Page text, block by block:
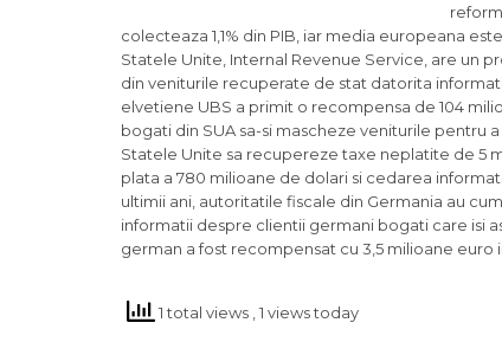
colecteaza 1,1% din PIB, iar media europeana
Statele Unite, Internal Revenue Service, are un
din veniturile recuperate de stat datorita
elvetiene UBS a primit o recompensa de 104
bogati din SUA sa-si mascheze veniturile pentru
Statele Unite sa recupereze taxe neplatite de 5
plata a 780 milioane de dolari si cedarea
ultimii ani, autoritatile fiscale din Germania au
informatii despre clientii germani bogati care isi
german a fost recompensat cu 3,5 milioane euro
1 total views , 1 views today